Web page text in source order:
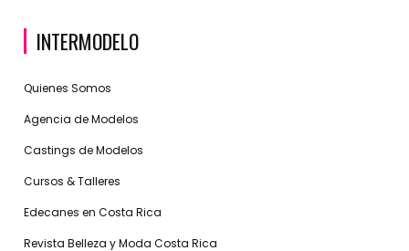
INTERMODELO
Quienes Somos
Agencia de Modelos
Castings de Modelos
Cursos & Talleres
Edecanes en Costa Rica
Revista Belleza y Moda Costa Rica